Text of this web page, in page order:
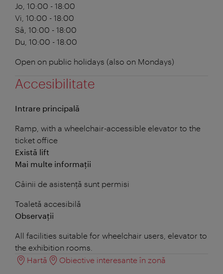
Jo, 10:00 - 18:00
Vi, 10:00 - 18:00
Sâ, 10:00 - 18:00
Du, 10:00 - 18:00
Open on public holidays (also on Mondays)
Accesibilitate
Intrare principală
Ramp, with a wheelchair-accessible elevator to the
ticket office
Există lift
Mai multe informații
Câinii de asistență sunt permisi
Toaletă accesibilă
Observații
All facilities suitable for wheelchair users, elevator to
the exhibition rooms.
Hartă
Obiective interesante în zonă